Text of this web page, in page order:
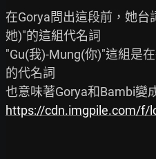
在Gorya問出這段前，她台
她)"的這組代名詞
"Gu(我)-Mung(你)"這組是
的代名詞
https://cdn.imgpile.com/f/